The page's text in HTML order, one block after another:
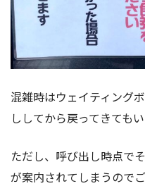
混雑時はウェイティング
ししてから戻ってきても
ただし、呼び出し時点で
が案内されてしまうので